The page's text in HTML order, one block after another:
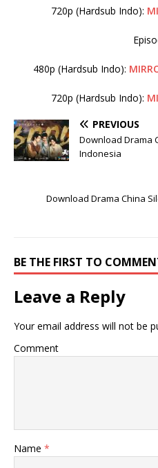
720p (Hardsub Indo):
480p (Hardsub Indo):
720p (Hardsub Indo):
PREVIOUS
Download Drama
Indonesia
Download Drama China
BE THE FIRST TO
Leave a Reply
Your email address will not be
Comment
Name *